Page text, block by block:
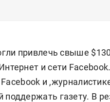
привлечь свыше
и сети
и
газету. В